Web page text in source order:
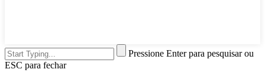
Pressione Enter para pesquisar ou
ESC para fechar